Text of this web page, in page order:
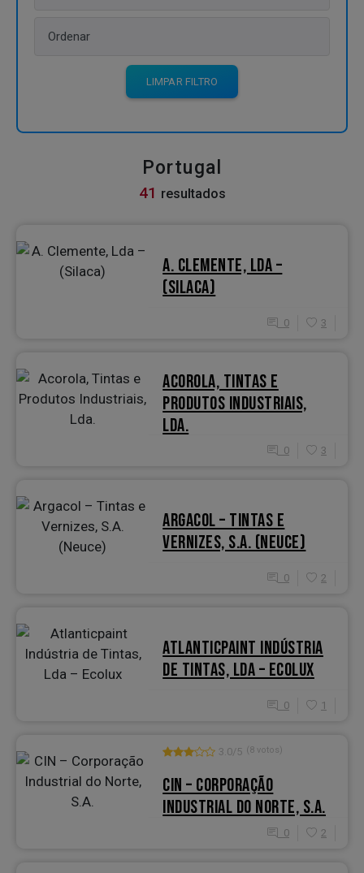
LIMPAR FILTRO
ABRIR FILTRO
Portugal
41 resultados
A. CLEMENTE, LDA –
(SILACA)
0 3
ACOROLA, TINTAS E
PRODUTOS INDUSTRIAIS,
LDA.
0 3
ARGACOL – TINTAS E
VERNIZES, S.A. (NEUCE)
0 2
ATLANTICPAINT INDÚSTRIA
DE TINTAS, LDA – ECOLUX
0 1
3.0/5 (8 votos)
CIN – CORPORAÇÃO
INDUSTRIAL DO NORTE, S.A.
0 2